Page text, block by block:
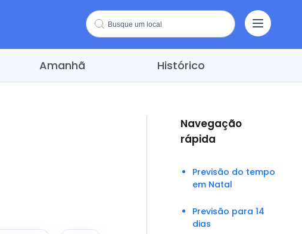
Amanhã Histórico
Navegação
rápida
Previsão do tempo
em Natal
Previsão para 14
dias